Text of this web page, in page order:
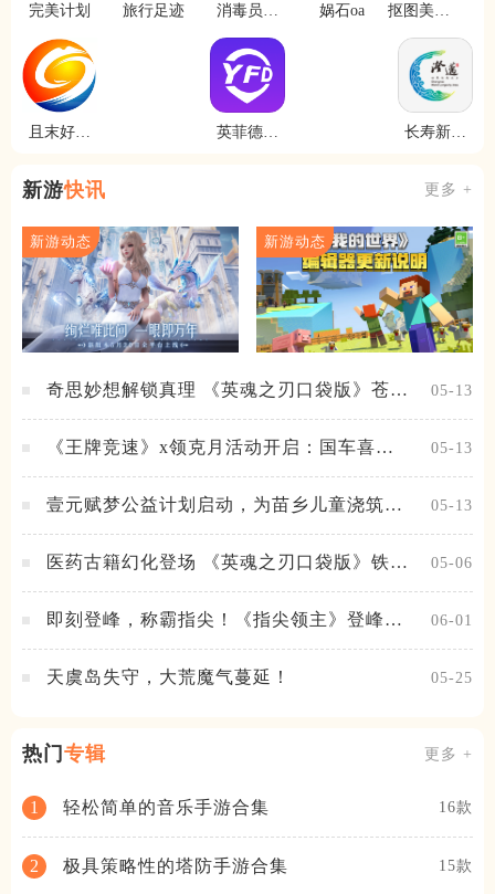
完美计划 旅行足迹
消毒员题
娲石oa
抠图美图
且末好地
英菲德快
长寿新澄
新游快讯 更多 +
新游动态 新游动态
奇思妙想解锁真理 《英魂之刃口袋版》苍天
05-13
《王牌竞速》x领克月活动开启：国车喜迎
05-13
壹元赋梦公益计划启动，为苗乡儿童浇筑梦
05-13
医药古籍幻化登场 《英魂之刃口袋版》铁扇
05-06
即刻登峰，称霸指尖！《指尖领主》登峰测
06-01
天虞岛失守，大荒魔气蔓延！ 05-25
热门 专辑 更多 +
1 轻松简单的音乐手游合集 16款
2 极具策略性的塔防手游合集 15款